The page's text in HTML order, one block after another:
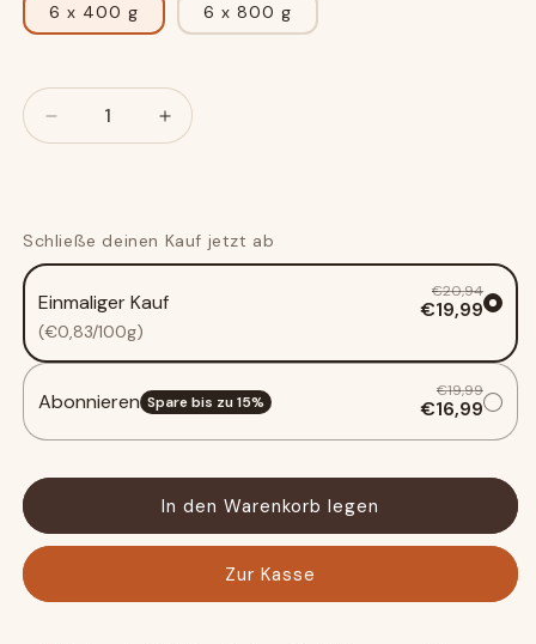
6 x 400 g 6 x 800 g
Anzahl
Anzahl
Verringere
die
Rind
-
BARF
6er
Erhöhe
die
Rind
-
6er
Schließe deinen Kauf jetzt ab
Einmaliger Kauf €20,94
€19,99
(€0,83/100g)
Abonnieren Spare bis zu15%
€19,99
€16,99
In den Warenkorb legen
Zur Kasse